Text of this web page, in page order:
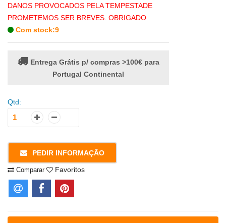
DANOS PROVOCADOS PELA TEMPESTADE
PROMETEMOS SER BREVES. OBRIGADO
Com stock:9
Entrega Grátis p/ compras >100€ para
Portugal Continental
Qtd:
PEDIR INFORMAÇÃO
Comparar Favoritos